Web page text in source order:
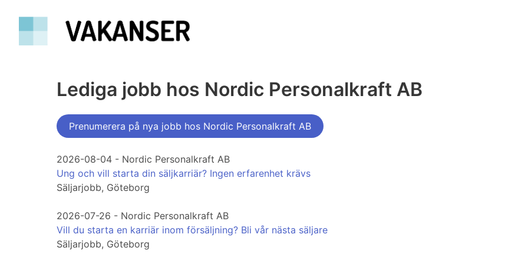
Lediga jobb hos Nordic Personalkraft AB
Prenumerera på nya jobb hos Nordic Personalkraft AB
2026-08-04 - Nordic Personalkraft AB
Ung och vill starta din säljkarriär? Ingen erfarenhet krävs
Säljarjobb, Göteborg
2026-07-26 - Nordic Personalkraft AB
Vill du starta en karriär inom försäljning? Bli vår nästa säljare
Säljarjobb, Göteborg